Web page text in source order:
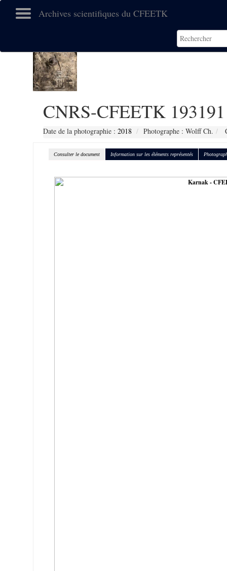
Archives scientifiques du CFEETK
CNRS-CFEETK 193191
Date de la photographie : 2018 Photographe : Wolff Ch.
Consulter le document Information sur les éléments représentés